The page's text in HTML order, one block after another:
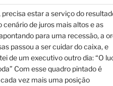
precisa estar a serviço do
cenário de juros mais altos e as
para uma recessão, a
passou a ser cuidar do caixa, e
de um executivo outro dia: “O
Com esse quadro pintado é
vez mais uma posição